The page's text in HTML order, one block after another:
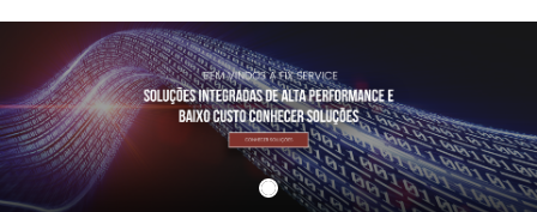
Fix Service